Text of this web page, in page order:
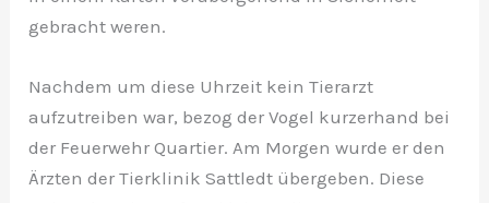
gebracht weren.
Nachdem um diese Uhrzeit kein Tierarzt
aufzutreiben war, bezog der Vogel kurzerhand bei
der Feuerwehr Quartier. Am Morgen wurde er den
Ärzten der Tierklinik Sattledt übergeben. Diese